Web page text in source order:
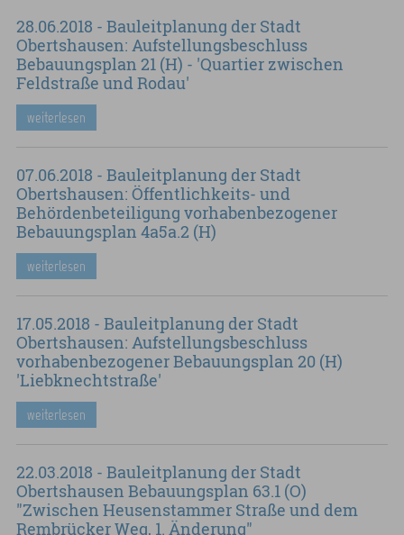
28.06.2018 - Bauleitplanung der Stadt
Obertshausen: Aufstellungsbeschluss
Bebauungsplan 21 (H) - 'Quartier zwischen
Feldstraße und Rodau'
weiterlesen
07.06.2018 - Bauleitplanung der Stadt
Obertshausen: Öffentlichkeits- und
Behördenbeteiligung vorhabenbezogener
Bebauungsplan 4a5a.2 (H)
weiterlesen
17.05.2018 - Bauleitplanung der Stadt
Obertshausen: Aufstellungsbeschluss
vorhabenbezogener Bebauungsplan 20 (H)
'Liebknechtstraße'
weiterlesen
22.03.2018 - Bauleitplanung der Stadt
Obertshausen Bebauungsplan 63.1 (O)
"Zwischen Heusenstammer Straße und dem
Rembrücker Weg, 1. Änderung"